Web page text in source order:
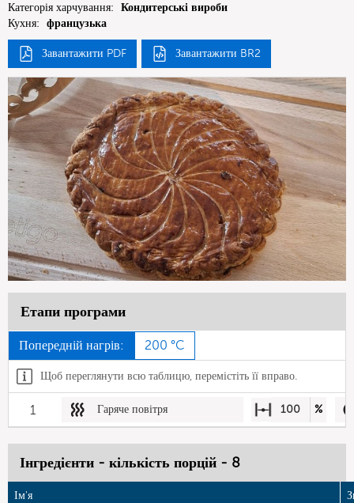
Категорія харчування: Кондитерські вироби
Кухня: французька
Завантажити PDF Завантажити BR2
Етапи програми
Попередній нагрів: 200 °C
Щоб переглянути всю таблицю, перемістіть її вправо.
1 Гаряче повітря 100 %
Інгредієнти - кількість порцій - 8
Ім'я